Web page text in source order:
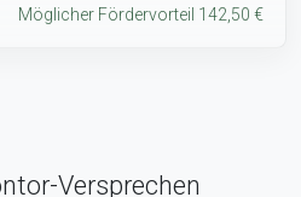
Möglicher Fördervorteil 142,50 €
Versprechen